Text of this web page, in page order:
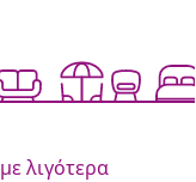
λιγότερα